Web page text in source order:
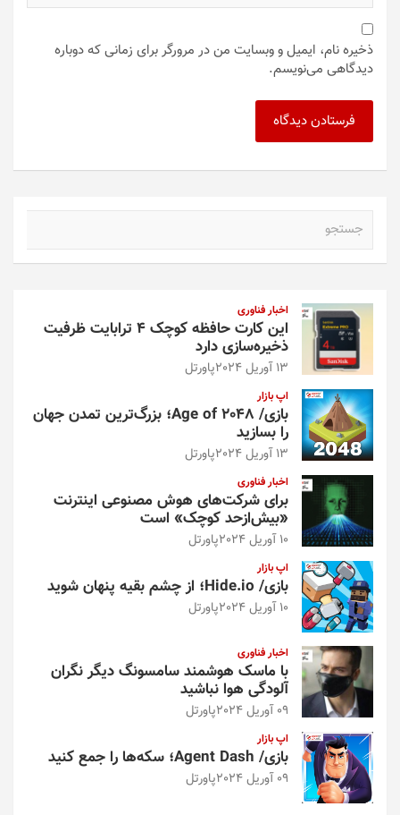
ذخیره نام، ایمیل و وبسایت من در مرورگر برای زمانی که دوباره
دیدگاهی می‌نویسم.
اخبار فناوری
این کارت حافظه کوچک ۴ ترابایت ظرفیت
ذخیره‌سازی دارد
13 آوریل 2024 پاورتل
اپ بازار
بازی/ Age of 2048؛ بزرگ‌ترین تمدن جهان
را بسازید
13 آوریل 2024 پاورتل
اخبار فناوری
برای شرکت‌های هوش مصنوعی اینترنت
«بیش‌از‌حد کوچک» است
10 آوریل 2024 پاورتل
اپ بازار
بازی/ Hide.io؛ از چشم بقیه پنهان شوید
10 آوریل 2024 پاورتل
اخبار فناوری
با ماسک هوشمند سامسونگ دیگر نگران
آلودگی هوا نباشید
09 آوریل 2024 پاورتل
اپ بازار
بازی/ Agent Dash؛ سکه‌ها را جمع کنید
09 آوریل 2024 پاورتل